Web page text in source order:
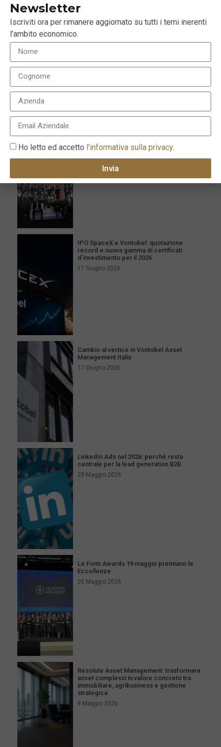
I più recenti
Milano celebra l’eccellenza con la XVI
edizione dei Le Fonti Awards il 25 giugno
IPO SpaceX e Vontobel: quotazione
record e nuova gamma di certificati
d’investimento per il 2026
17 Giugno 2026
Cambio al vertice in Vontobel Asset
Management Italia
17 Giugno 2026
LinkedIn Ads nel 2026: perché resta
centrale per la lead generation B2B
28 Maggio 2026
Le Fonti Awards 19 maggio premiano le
Eccellenze
20 Maggio 2026
Resolute Asset Management: trasformare
asset complessi in valore concreto tra
immobiliare, agribusiness e gestione
strategica
8 Maggio 2026
Newsletter
Iscriviti ora per rimanere aggiornato su tutti i temi inerenti
l’ambito economico.
Ho letto ed accetto l'informativa sulla privacy.
Invia